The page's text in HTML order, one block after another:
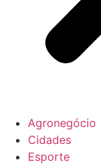
Agronegócio
Cidades
Esporte